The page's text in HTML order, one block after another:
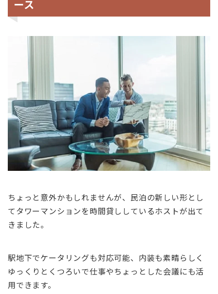
ース
ちょっと意外かもしれませんが、民泊の新しい形とし
てタワーマンションを時間貸ししているホストが出て
きました。
駅地下でケータリングも対応可能、内装も素晴らしく
ゆっくりとくつろいで仕事やちょっとした会議にも活
用できます。